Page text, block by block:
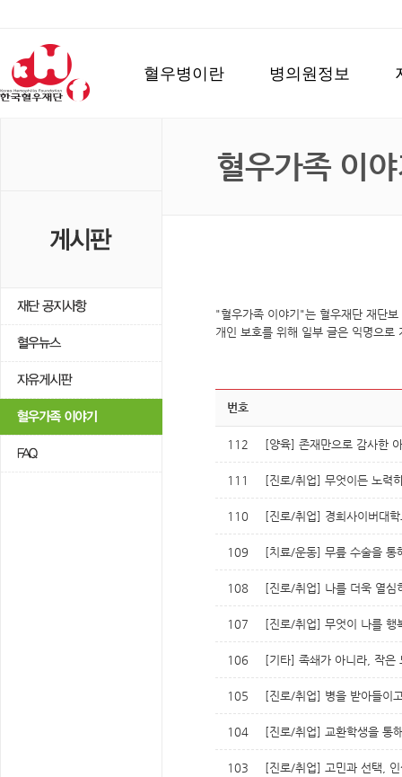
혈우병이란 병의원정보
혈우가족 이
"혈우가족 이야기"는 혈우재단 재단보
개인 보호를 위해 일부 글은 익명으로
번호
112 [양육] 존재만으로 감사한
111 [진로/취업] 무엇이든 노력
110 [진로/취업] 경희사이버대
109 [치료/운동] 무릎 수술을 통
108 [진로/취업] 나를 더욱 열심
107 [진로/취업] 무엇이 나를 행
106 [기타] 족쇄가 아니라, 작은
105 [진로/취업] 병을 받아들이
104 [진로/취업] 교환학생을 통
103 [진로/취업] 고민과 선택,